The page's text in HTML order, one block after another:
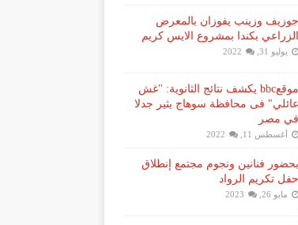
جوزيف وزينب يفوزان بالمعرض
الزراعي بكندا بمشروع الايس كريم
يوليو 31, 2022
موقعbbc يكشف نتائج الثانوية: "غش
عائلي" فى محافظة سوهاج يثير جدلا
في مصر
أغسطس 11, 2022
بحضور فنانين ونجوم مجتمع إنطلاق
حفل تكريم الرواد
مايو 26, 2023